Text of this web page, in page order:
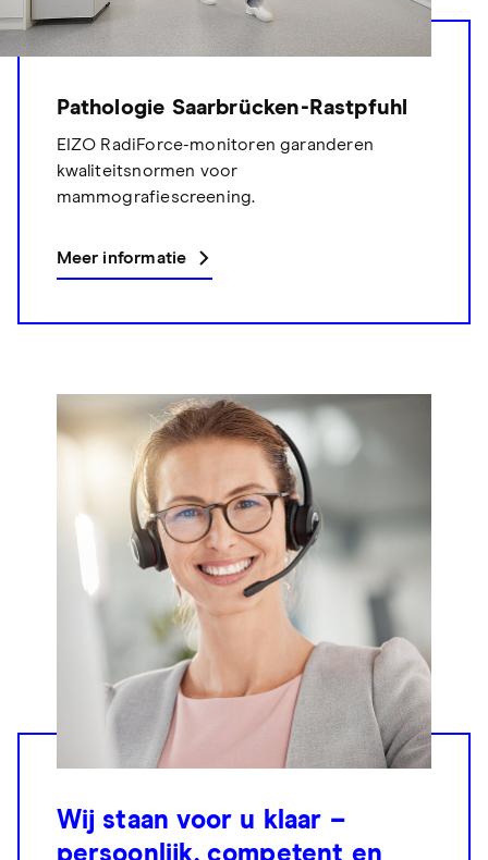
Pathologie Saarbrücken-Rastpfuhl
EIZO RadiForce-monitoren garanderen
kwaliteitsnormen voor
mammografiescreening.
Meer informatie
Wij staan voor u klaar –